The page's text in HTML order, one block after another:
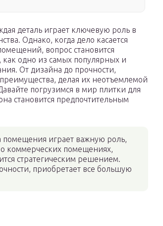
деталь играет ключевую роль в
Однако, когда дело касается
вопрос становится
, как одно из самых популярных и
От дизайна до прочности,
делая их неотъемлемой
погрузимся в мир плитки для
становится предпочтительным
помещения играет важную роль,
коммерческих помещениях,
стратегическим решением.
приобретает все большую